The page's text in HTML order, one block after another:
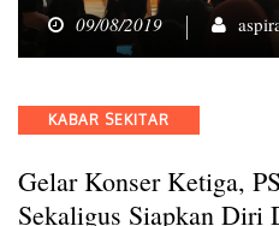
09/08/2019
Categories
KABAR SEKITAR
Gelar Konser Ketiga,
Sekaligus Siapkan Diri